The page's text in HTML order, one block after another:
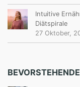
Intuitive
Diätspirale
27 Oktober,